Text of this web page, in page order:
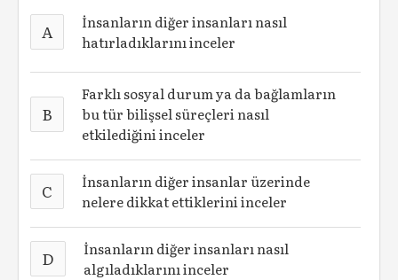
A
İnsanların diğer insanları nasıl
hatırladıklarını inceler
B
Farklı sosyal durum ya da bağlamların
bu tür bilişsel süreçleri nasıl
etkilediğini inceler
C
İnsanların diğer insanlar üzerinde
nelere dikkat ettiklerini inceler
D
İnsanların diğer insanları nasıl
algıladıklarını inceler